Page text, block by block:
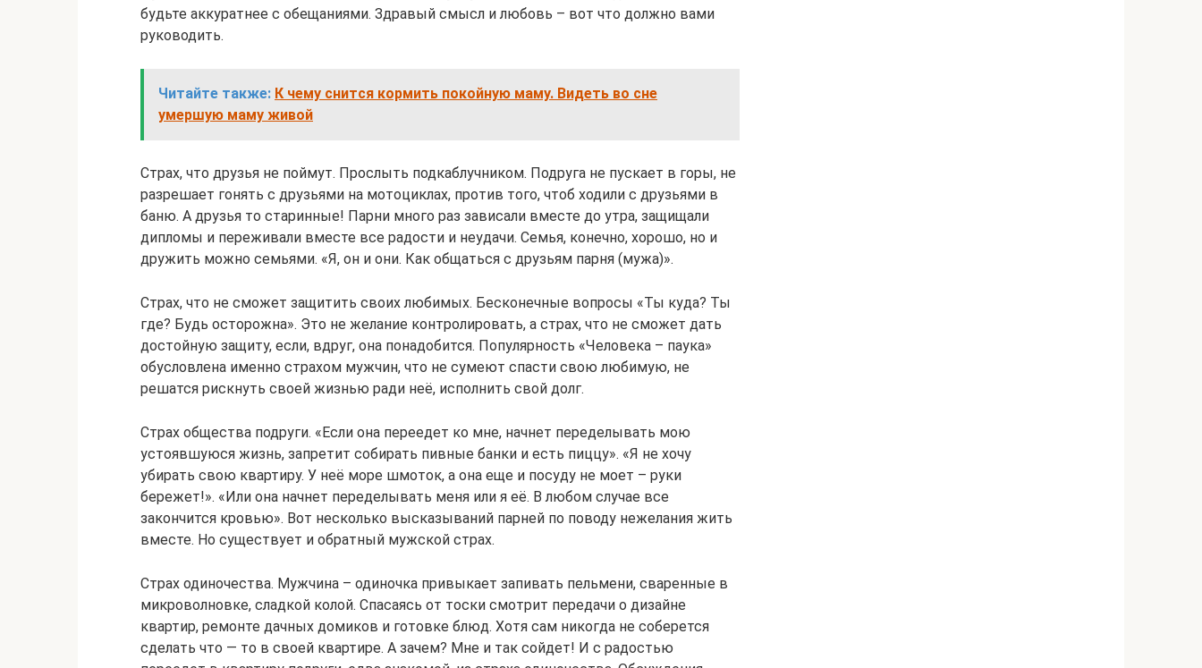
будьте аккуратнее с обещаниями. Здравый смысл и любовь – вот что должно вами
руководить.
Читайте также: К чему снится кормить покойную маму. Видеть во сне
умершую маму живой
Страх, что друзья не поймут. Прослыть подкаблучником. Подруга не пускает в горы, не
разрешает гонять с друзьями на мотоциклах, против того, чтоб ходили с друзьями в
баню. А друзья то старинные! Парни много раз зависали вместе до утра, защищали
дипломы и переживали вместе все радости и неудачи. Семья, конечно, хорошо, но и
дружить можно семьями. «Я, он и они. Как общаться с друзьям парня (мужа)».
Страх, что не сможет защитить своих любимых. Бесконечные вопросы «Ты куда? Ты
где? Будь осторожна». Это не желание контролировать, а страх, что не сможет дать
достойную защиту, если, вдруг, она понадобится. Популярность «Человека – паука»
обусловлена именно страхом мужчин, что не сумеют спасти свою любимую, не
решатся рискнуть своей жизнью ради неё, исполнить свой долг.
Страх общества подруги. «Если она переедет ко мне, начнет переделывать мою
устоявшуюся жизнь, запретит собирать пивные банки и есть пиццу». «Я не хочу
убирать свою квартиру. У неё море шмоток, а она еще и посуду не моет – руки
бережет!». «Или она начнет переделывать меня или я её. В любом случае все
закончится кровью». Вот несколько высказываний парней по поводу нежелания жить
вместе. Но существует и обратный мужской страх.
Страх одиночества. Мужчина – одиночка привыкает запивать пельмени, сваренные в
микроволновке, сладкой колой. Спасаясь от тоски смотрит передачи о дизайне
квартир, ремонте дачных домиков и готовке блюд. Хотя сам никогда не соберется
сделать что — то в своей квартире. А зачем? Мне и так сойдет! И с радостью